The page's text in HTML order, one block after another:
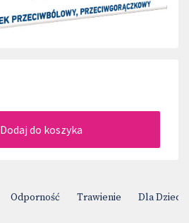
Dodaj do koszyka
Odporność Trawienie Dla Dzieci